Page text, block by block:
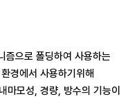
으로 폴딩하여 사용하는
경에서 사용하기위해
마모성, 경량, 방수의 기능이